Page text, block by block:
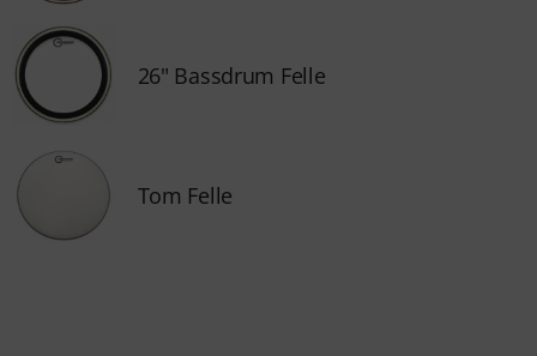
26" Bassdrum Felle
Tom Felle